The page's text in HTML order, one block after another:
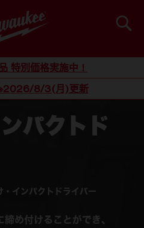
検索
特別価格実施中！
※2026/8/3(月)更新
パクトド
・インパクトドライバー
め付けることができ、